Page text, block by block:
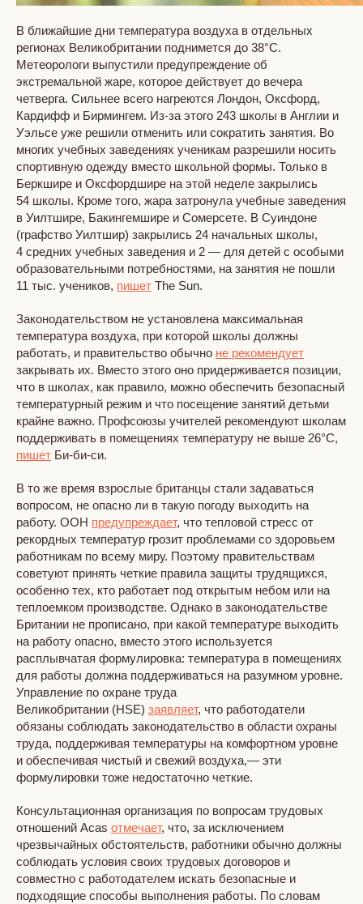
В ближайшие дни температура воздуха в отдельных
регионах Великобритании поднимется до 38°C.
Метеорологи выпустили предупреждение об
экстремальной жаре, которое действует до вечера
четверга. Сильнее всего нагреются Лондон, Оксфорд,
Кардифф и Бирмингем. Из-за этого 243 школы в Англии и
Уэльсе уже решили отменить или сократить занятия. Во
многих учебных заведениях ученикам разрешили носить
спортивную одежду вместо школьной формы. Только в
Беркшире и Оксфордшире на этой неделе закрылись
54 школы. Кроме того, жара затронула учебные заведения
в Уилтшире, Бакингемшире и Сомерсете. В Суиндоне
(графство Уилтшир) закрылись 24 начальных школы,
4 средних учебных заведения и 2 — для детей с особыми
образовательными потребностями, на занятия не пошли
11 тыс. учеников, пишет The Sun.
Законодательством не установлена максимальная
температура воздуха, при которой школы должны
работать, и правительство обычно не рекомендует
закрывать их. Вместо этого оно придерживается позиции,
что в школах, как правило, можно обеспечить безопасный
температурный режим и что посещение занятий детьми
крайне важно. Профсоюзы учителей рекомендуют школам
поддерживать в помещениях температуру не выше 26°C,
пишет Би-би-си.
В то же время взрослые британцы стали задаваться
вопросом, не опасно ли в такую погоду выходить на
работу. ООН предупреждает, что тепловой стресс от
рекордных температур грозит проблемами со здоровьем
работникам по всему миру. Поэтому правительствам
советуют принять четкие правила защиты трудящихся,
особенно тех, кто работает под открытым небом или на
теплоемком производстве. Однако в законодательстве
Британии не прописано, при какой температуре выходить
на работу опасно, вместо этого используется
расплывчатая формулировка: температура в помещениях
для работы должна поддерживаться на разумном уровне.
Управление по охране труда
Великобритании (HSE) заявляет, что работодатели
обязаны соблюдать законодательство в области охраны
труда, поддерживая температуры на комфортном уровне
и обеспечивая чистый и свежий воздуха,— эти
формулировки тоже недостаточно четкие.
Консультационная организация по вопросам трудовых
отношений Acas отмечает, что, за исключением
чрезвычайных обстоятельств, работники обычно должны
соблюдать условия своих трудовых договоров и
совместно с работодателем искать безопасные и
подходящие способы выполнения работы. По словам